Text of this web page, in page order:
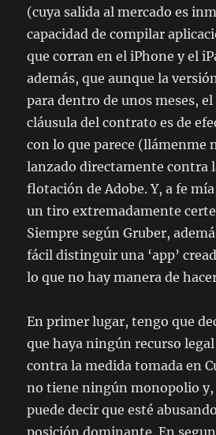
(cuya salida al mercado es
capacidad de compilar
que corran en el iPhone y el
además, que aunque la
para dentro de unos meses,
cláusula del contrato es de
con lo que parece (llámenme
lanzado directamente contra
flotación de Adobe. Y, a fe
un tiro extremadamente
Siempre según Gruber,
fácil distinguir una ‘app’
lo que no hay manera de
En primer lugar, tengo que
que haya ningún recurso
contra la medida tomada en
no tiene ningún monopolio
puede decir que esté
posición dominante. En